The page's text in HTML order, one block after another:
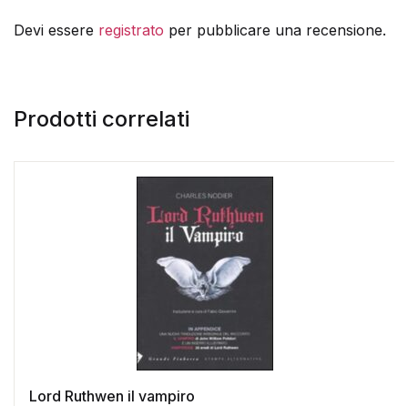
Devi essere registrato per pubblicare una recensione.
Prodotti correlati
Lord Ruthwen il vampiro